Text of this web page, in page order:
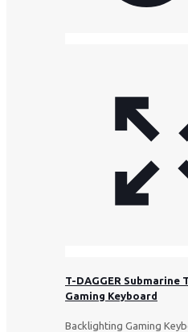
T-DAGGER Submarine
Gaming Keyboard
Backlighting Gaming